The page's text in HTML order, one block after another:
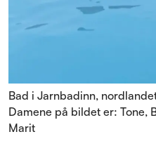
Bad i Jarnbadinn,
Damene på bildet er: Tone,
Marit